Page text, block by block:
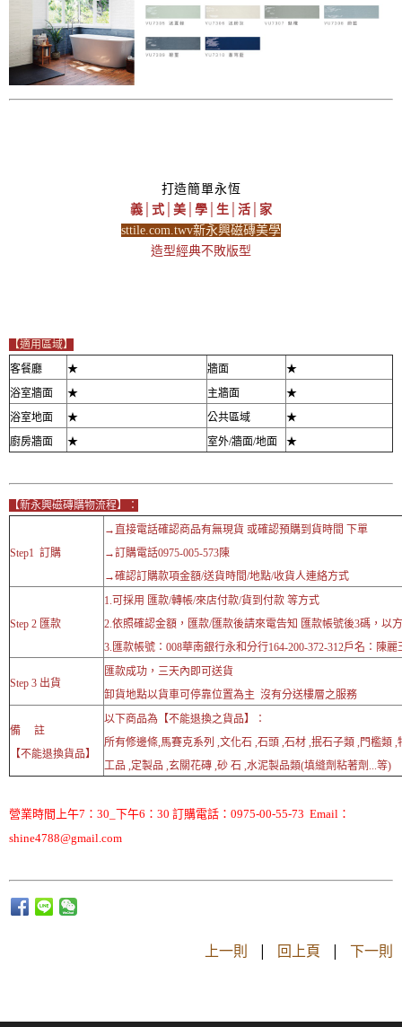
打造簡單永恆
義│式│美│學│生│活│家
sttile.com.twv新永興磁磚美學
造型經典不敗版型
【適用區域】
客餐廳
★ 牆面
★
浴室牆面
★ 主牆面
★
浴室地面
★ 公共區域
★
廚房牆面
★ 室外/牆面/地面 ★
【新永興磁磚購物流程】：
Step1 訂購
→直接電話確認商品有無現貨 或確認預購到貨時間 下單
→訂購電話0975-005-573陳
→確認訂購款項金額/送貨時間/地點/收貨人連絡方式
Step 2 匯款
1.可採用 匯款/轉帳/來店付款/貨到付款 等方式
2.依照確認金額，匯款/匯款後請來電告知 匯款帳號後3碼，以
3.匯款帳號：008華南銀行永和分行164-200-372-312戶名：陳麗
Step 3 出貨
匯款成功，三天內即可送貨
卸貨地點以貨車可停靠位置為主 沒有分送樓層之服務
備 註
【不能退換貨品】
以下商品為【不能退換之貨品】：
所有修邊條,馬賽克系列 ,文化石 ,石頭 ,石材 ,抿石子類 ,門檻類 ,
工品 ,定製品 ,玄關花磚 ,砂 石 ,水泥製品類(填縫劑粘著劑...等)
營業時間上午7：30_下午6：30 訂購電話：0975-00-55-73 Email：
shine4788@gmail.com
上一則 | 回上頁 | 下一則